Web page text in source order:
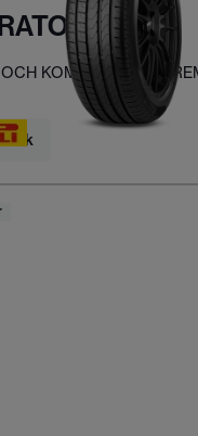
P7
KOMFORT FÖR